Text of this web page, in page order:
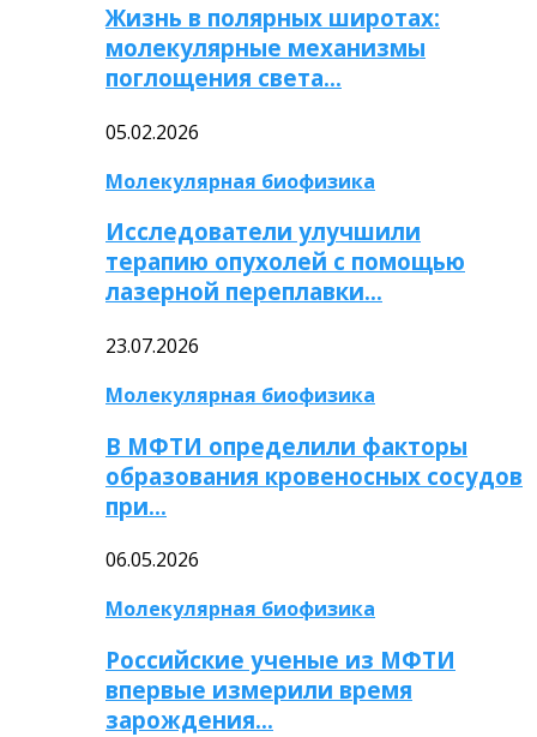
Жизнь в полярных широтах:
молекулярные механизмы
поглощения света…
05.02.2026
Молекулярная биофизика
Исследователи улучшили
терапию опухолей с помощью
лазерной переплавки…
23.07.2026
Молекулярная биофизика
В МФТИ определили факторы
образования кровеносных сосудов
при…
06.05.2026
Молекулярная биофизика
Российские ученые из МФТИ
впервые измерили время
зарождения…